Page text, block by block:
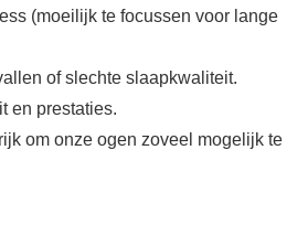
(moeilijk te focussen voor lange
of slechte slaapkwaliteit.
en prestaties.
om onze ogen zoveel mogelijk te